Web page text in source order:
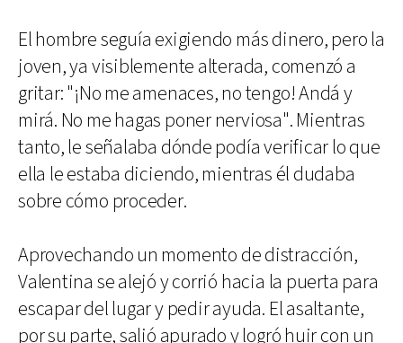
El hombre seguía exigiendo más dinero, pero la
joven, ya visiblemente alterada, comenzó a
gritar: "¡No me amenaces, no tengo! Andá y
mirá. No me hagas poner nerviosa". Mientras
tanto, le señalaba dónde podía verificar lo que
ella le estaba diciendo, mientras él dudaba
sobre cómo proceder.
Aprovechando un momento de distracción,
Valentina se alejó y corrió hacia la puerta para
escapar del lugar y pedir ayuda. El asaltante,
por su parte, salió apurado y logró huir con un